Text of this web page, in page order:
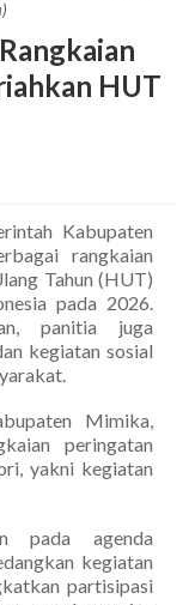
HUT
Kabupaten
rangkaian
Tahun (HUT)
pada 2026.
panitia juga
kegiatan sosial
Mimika,
peringatan
yakni kegiatan
pada agenda
kegiatan
partisipasi